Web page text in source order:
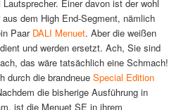
Einer davon ist der wohl
dem High End-Segment, nämlich
Paar DALI Menuet. Aber die weißen
und werden ersetzt. Ach, Sie sind
das wäre tatsächlich eine Schmach!
durch die brandneue Special Edition
die bisherige Ausführung in
ist die Menuet SE in ihrem